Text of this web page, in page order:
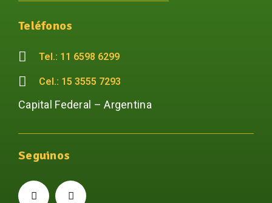
Teléfonos
Tel.: 11 6598 6299
Cel.: 15 3555 7293
Capital Federal – Argentina
Seguinos